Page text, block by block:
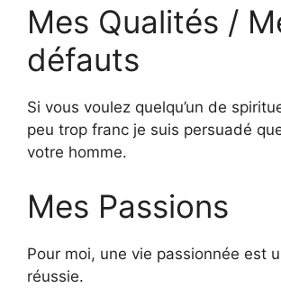
Mes Qualités /
défauts
Si vous voulez quelqu’un de
peu trop franc je suis persuadé
votre homme.
Mes Passions
Pour moi, une vie passionnée est
réussie.